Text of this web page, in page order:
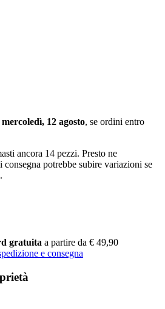
12 agosto, se ordini entro
ancora 14 pezzi. Presto ne
potrebbe subire variazioni se
gratuita a partire da € 49,90
e consegna